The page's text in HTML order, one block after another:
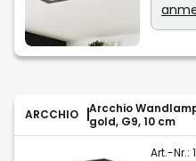
ARCCHIO
Arcchio
gold, G9, 10 cm
Art.-Nr.: